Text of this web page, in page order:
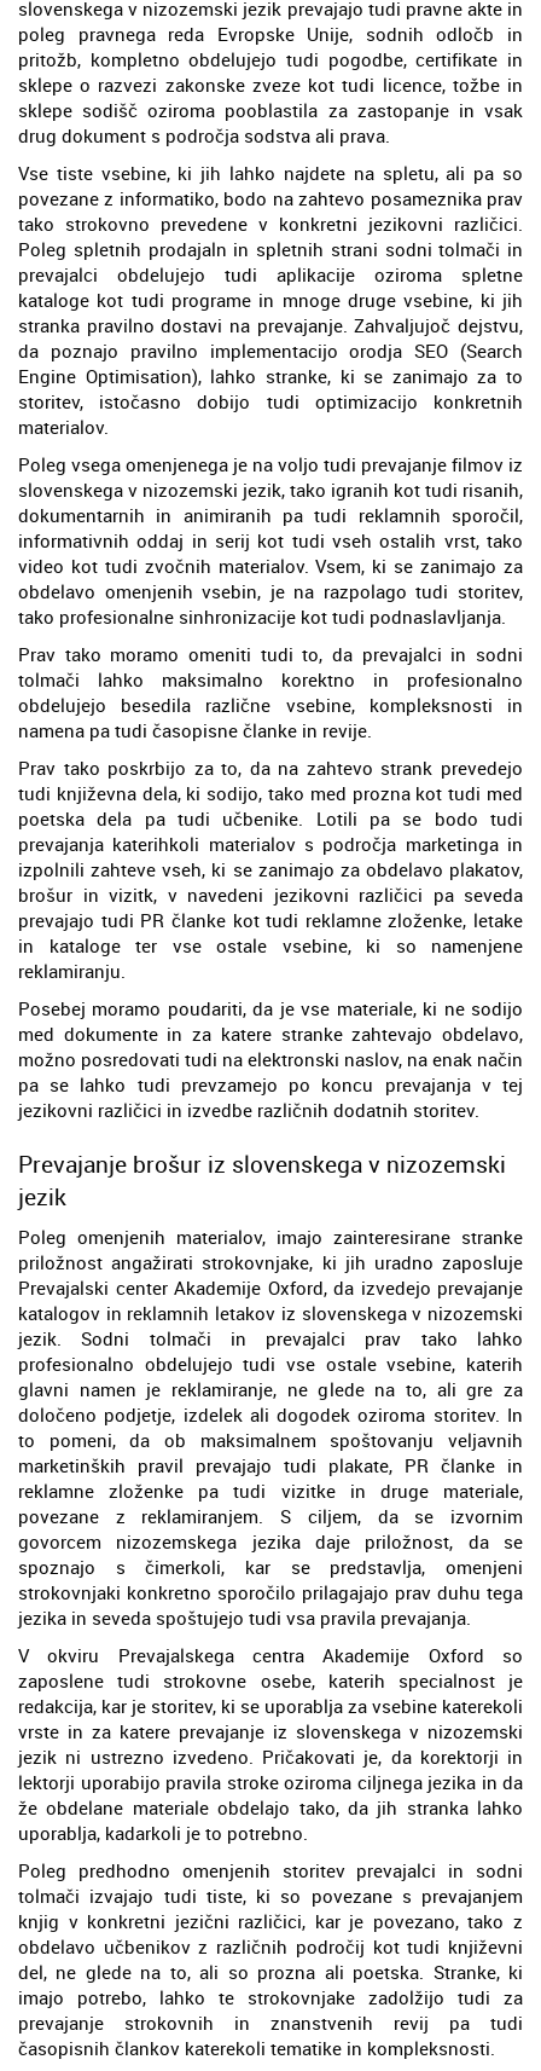
slovenskega v nizozemski jezik prevajajo tudi pravne akte in
poleg pravnega reda Evropske Unije, sodnih odločb in
pritožb, kompletno obdelujejo tudi pogodbe, certifikate in
sklepe o razvezi zakonske zveze kot tudi licence, tožbe in
sklepe sodišč oziroma pooblastila za zastopanje in vsak
drug dokument s področja sodstva ali prava.
Vse tiste vsebine, ki jih lahko najdete na spletu, ali pa so
povezane z informatiko, bodo na zahtevo posameznika prav
tako strokovno prevedene v konkretni jezikovni različici.
Poleg spletnih prodajaln in spletnih strani sodni tolmači in
prevajalci obdelujejo tudi aplikacije oziroma spletne
kataloge kot tudi programe in mnoge druge vsebine, ki jih
stranka pravilno dostavi na prevajanje. Zahvaljujoč dejstvu,
da poznajo pravilno implementacijo orodja SEO (Search
Engine Optimisation), lahko stranke, ki se zanimajo za to
storitev, istočasno dobijo tudi optimizacijo konkretnih
materialov.
Poleg vsega omenjenega je na voljo tudi prevajanje filmov iz
slovenskega v nizozemski jezik, tako igranih kot tudi risanih,
dokumentarnih in animiranih pa tudi reklamnih sporočil,
informativnih oddaj in serij kot tudi vseh ostalih vrst, tako
video kot tudi zvočnih materialov. Vsem, ki se zanimajo za
obdelavo omenjenih vsebin, je na razpolago tudi storitev,
tako profesionalne sinhronizacije kot tudi podnaslavljanja.
Prav tako moramo omeniti tudi to, da prevajalci in sodni
tolmači lahko maksimalno korektno in profesionalno
obdelujejo besedila različne vsebine, kompleksnosti in
namena pa tudi časopisne članke in revije.
Prav tako poskrbijo za to, da na zahtevo strank prevedejo
tudi književna dela, ki sodijo, tako med prozna kot tudi med
poetska dela pa tudi učbenike. Lotili pa se bodo tudi
prevajanja katerihkoli materialov s področja marketinga in
izpolnili zahteve vseh, ki se zanimajo za obdelavo plakatov,
brošur in vizitk, v navedeni jezikovni različici pa seveda
prevajajo tudi PR članke kot tudi reklamne zloženke, letake
in kataloge ter vse ostale vsebine, ki so namenjene
reklamiranju.
Posebej moramo poudariti, da je vse materiale, ki ne sodijo
med dokumente in za katere stranke zahtevajo obdelavo,
možno posredovati tudi na elektronski naslov, na enak način
pa se lahko tudi prevzamejo po koncu prevajanja v tej
jezikovni različici in izvedbe različnih dodatnih storitev.
Prevajanje brošur iz slovenskega v nizozemski
jezik
Poleg omenjenih materialov, imajo zainteresirane stranke
priložnost angažirati strokovnjake, ki jih uradno zaposluje
Prevajalski center Akademije Oxford, da izvedejo prevajanje
katalogov in reklamnih letakov iz slovenskega v nizozemski
jezik. Sodni tolmači in prevajalci prav tako lahko
profesionalno obdelujejo tudi vse ostale vsebine, katerih
glavni namen je reklamiranje, ne glede na to, ali gre za
določeno podjetje, izdelek ali dogodek oziroma storitev. In
to pomeni, da ob maksimalnem spoštovanju veljavnih
marketinških pravil prevajajo tudi plakate, PR članke in
reklamne zloženke pa tudi vizitke in druge materiale,
povezane z reklamiranjem. S ciljem, da se izvornim
govorcem nizozemskega jezika daje priložnost, da se
spoznajo s čimerkoli, kar se predstavlja, omenjeni
strokovnjaki konkretno sporočilo prilagajajo prav duhu tega
jezika in seveda spoštujejo tudi vsa pravila prevajanja.
V okviru Prevajalskega centra Akademije Oxford so
zaposlene tudi strokovne osebe, katerih specialnost je
redakcija, kar je storitev, ki se uporablja za vsebine katerekoli
vrste in za katere prevajanje iz slovenskega v nizozemski
jezik ni ustrezno izvedeno. Pričakovati je, da korektorji in
lektorji uporabijo pravila stroke oziroma ciljnega jezika in da
že obdelane materiale obdelajo tako, da jih stranka lahko
uporablja, kadarkoli je to potrebno.
Poleg predhodno omenjenih storitev prevajalci in sodni
tolmači izvajajo tudi tiste, ki so povezane s prevajanjem
knjig v konkretni jezični različici, kar je povezano, tako z
obdelavo učbenikov z različnih področij kot tudi književni
del, ne glede na to, ali so prozna ali poetska. Stranke, ki
imajo potrebo, lahko te strokovnjake zadolžijo tudi za
prevajanje strokovnih in znanstvenih revij pa tudi
časopisnih člankov katerekoli tematike in kompleksnosti.